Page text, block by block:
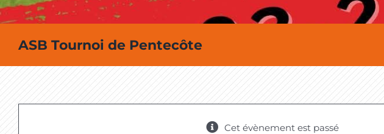
ASB Tournoi de Pentecôte
Cet évènement est passé